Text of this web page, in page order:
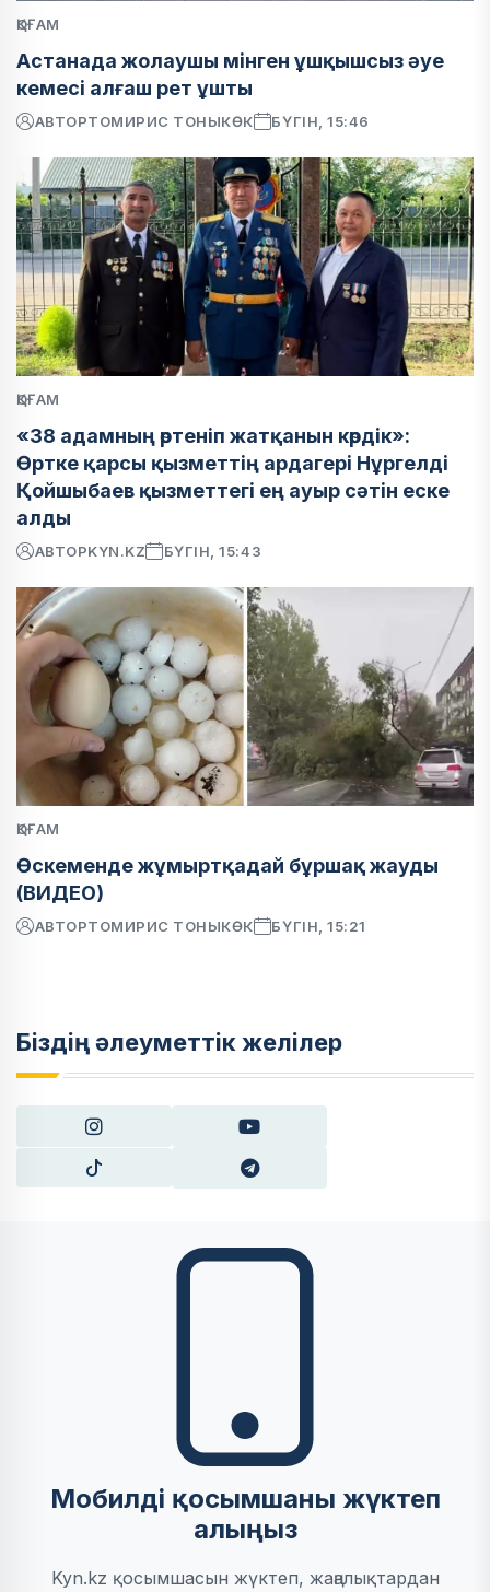
ҚОҒАМ
Астанада жолаушы мінген ұшқышсыз әуе
кемесі алғаш рет ұшты
АВТОРТОМИРИС ТОНЫКӨК БҮГІН, 15:46
ҚОҒАМ
«38 адамның өртеніп жатқанын көрдік»:
Өртке қарсы қызметтің ардагері Нұргелді
Қойшыбаев қызметтегі ең ауыр сәтін еске
алды
АВТОРKYN.KZ БҮГІН, 15:43
ҚОҒАМ
Өскеменде жұмыртқадай бұршақ жауды
(ВИДЕО)
АВТОРТОМИРИС ТОНЫКӨК БҮГІН, 15:21
Біздің әлеуметтік желілер
Мобилді қосымшаны жүктеп
алыңыз
Kyn.kz қосымшасын жүктеп, жаңалықтардан